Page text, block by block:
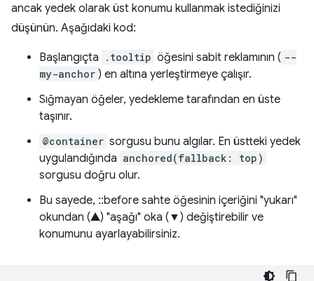
ancak yedek olarak üst konumu kullanmak istediğinizi
düşünün. Aşağıdaki kod:
Başlangıçta .tooltip öğesini sabit reklamının ( --
my-anchor ) en altına yerleştirmeye çalışır.
Sığmayan öğeler, yedekleme tarafından en üste
taşınır.
@container sorgusu bunu algılar. En üstteki yedek
uygulandığında anchored(fallback: top)
sorgusu doğru olur.
Bu sayede, ::before sahte öğesinin içeriğini "yukarı"
okundan (▲) "aşağı" oka (▼) değiştirebilir ve
konumunu ayarlayabilirsiniz.